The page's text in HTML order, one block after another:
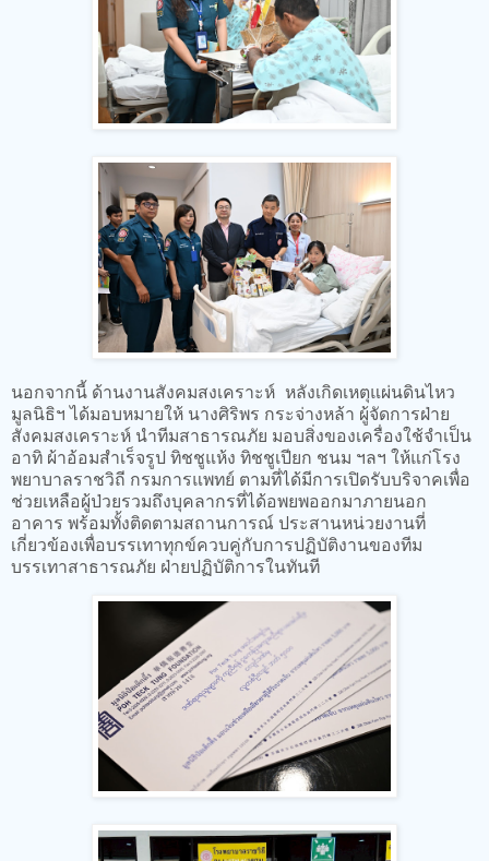
นอกจากนี้ ด้านงานสังคมสงเคราะห์ หลังเกิดเหตุแผ่นดินไหว
มูลนิธิฯ ได้มอบหมายให้ นางศิริพร กระจ่างหล้า ผู้จัดการฝ่าย
สังคมสงเคราะห์ นำทีมสาธารณภัย มอบสิ่งของเครื่องใช้จำเป็น
อาทิ ผ้าอ้อมสำเร็จรูป ทิชชูแห้ง ทิชชูเปียก ชนม ฯลฯ ให้แก่โรง
พยาบาลราชวิถี กรมการแพทย์ ตามที่ได้มีการเปิดรับบริจาคเพื่อ
ช่วยเหลือผู้ป่วยรวมถึงบุคลากรที่ได้อพยพออกมาภายนอก
อาคาร พร้อมทั้งติดตามสถานการณ์ ประสานหน่วยงานที่
เกี่ยวข้องเพื่อบรรเทาทุกข์ควบคู่กับการปฏิบัติงานของทีม
บรรเทาสาธารณภัย ฝ่ายปฏิบัติการในทันที